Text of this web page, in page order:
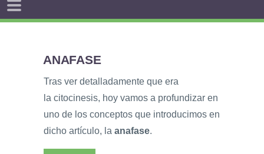
ANAFASE
Tras ver detalladamente que era
la citocinesis, hoy vamos a profundizar en
uno de los conceptos que introducimos en
dicho artículo, la anafase.